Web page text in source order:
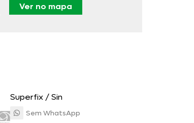
Ver no mapa
Superfix / Sin
Sem WhatsApp